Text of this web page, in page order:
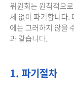
위원회는 원칙적으
체 없이 파기합니다.
에는 그러하지 않을
과 같습니다.
1. 파기절차